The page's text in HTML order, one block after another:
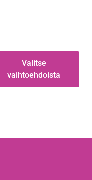
Valitse
vaihtoehdoista